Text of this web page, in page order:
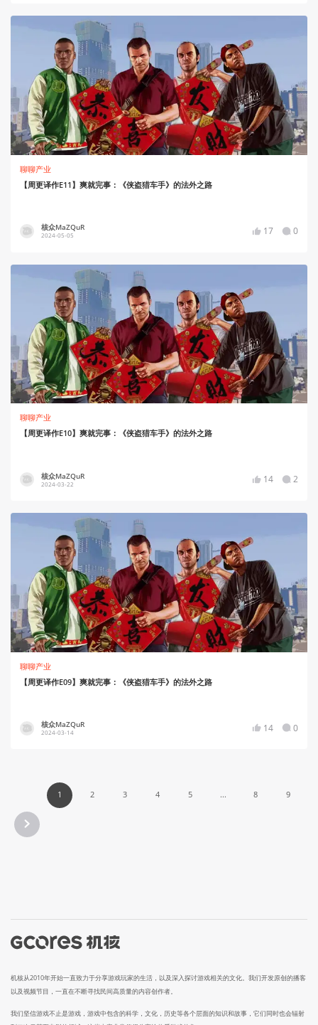
聊聊产业
【周更译作E11】爽就完事：《侠盗猎车手》的法外之路
核众MaZQuR
2024-05-05 17 0
聊聊产业
【周更译作E10】爽就完事：《侠盗猎车手》的法外之路
核众MaZQuR
2024-03-22 14 2
聊聊产业
【周更译作E09】爽就完事：《侠盗猎车手》的法外之路
核众MaZQuR
2024-03-14 14 0
1 2 3 4 5 ... 8 9
机核从2010年开始一直致力于分享游戏玩家的生活，以及深入探讨游戏相关的文化。我们开发原创的播客
以及视频节目，一直在不断寻找民间高质量的内容创作者。
我们坚信游戏不止是游戏，游戏中包含的科学，文化，历史等各个层面的知识和故事，它们同时也会辐射